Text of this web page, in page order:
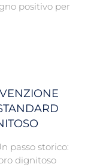
positivo per
passo storico:
dignitoso